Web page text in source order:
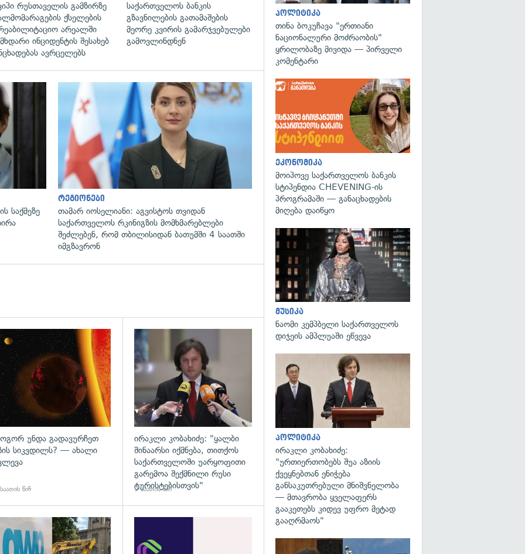
რუსთაველის გამზირზე
ქსელების
არეალში
ინციდენტის შესახებ
ავრცელებს
საქართველოს ბანკის
გზავნილების გათამაშების
მეორე კვირის გამარჯვებულები
გამოვლინდნენ
გადახედვა
საქმეზე
რეგიონები
თამარ იოსელიანი: აგვისტოს თვიდან
საქართველოს რკინიგზის მომხმარებლები
შეძლებენ, რომ თბილისიდან ბათუმში 4 საათში
იმგზავრონ
გადახედვა
უნდა გადავურჩეთ
სიკვდილს? — ახალი
წინ
გადახედვა
ირაკლი კობახიძე: "ყალბი
შინაარსი იქმნება, თითქოს
საქართველოში უარყოფითი
გარემოა შექმნილი რუსი
ტურისტებისთვის"
9 საათის წინ
პოლიტიკა
თინა ბოკუჩავა "ერთიანი
ნაციონალური მოძრაობის"
ყრილობაზე მივიდა — პირველი
კომენტარი
ეკონომიკა
მოიპოვე საქართველოს ბანკის
სტიპენდია CHEVENING-ის
პროგრამაში — განაცხადების
მიღება დაიწყო
მუსიკა
ნაომი კემპბელი საქართველოს
დიჯეის ამპლუაში ეწვევა
პოლიტიკა
ირაკლი კობახიძე:
"ურთიერთობებს შუა აზიის
ქვეყნებთან ენიჭება
განსაკუთრებული მნიშვნელობა
— მთავრობა ყველაფერს
გააკეთებს კიდევ უფრო მეტად
გააღრმაოს"